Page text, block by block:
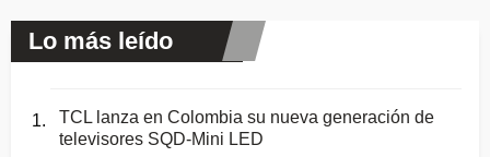
Lo más leído
TCL lanza en Colombia su nueva generación de
televisores SQD-Mini LED